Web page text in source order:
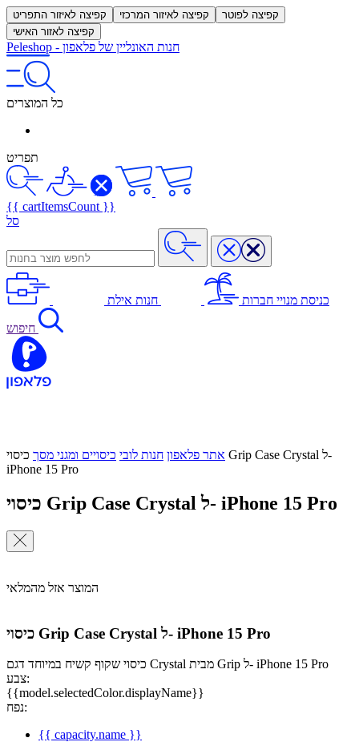
קפיצה לאיזור התפריט קפיצה לאיזור המרכזי
קפיצה לפוטר
קפיצה לאזור האישי
Peleshop - חנות האונליין של פלאפון
כל המוצרים
תפריט
{{ cartItemsCount }}
סל
כניסת מנויי חברות חנות אילת
חיפוש
אתר פלאפון חנות לובי כיסויים ומגני מסך כיסוי Grip Case Crystal ל-
iPhone 15 Pro
כיסוי Grip Case Crystal ל- iPhone 15 Pro
המוצר אזל מהמלאי
כיסוי Grip Case Crystal ל- iPhone 15 Pro
כיסוי שקוף קשיח במיוחד דגם Crystal מבית Grip ל- iPhone 15 Pro
צבע:
{{model.selectedColor.displayName}}
נפח:
{{ capacity.name }}